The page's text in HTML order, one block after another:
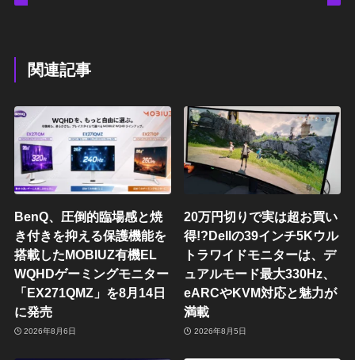
関連記事
BenQ、圧倒的臨場感と焼
き付きを抑える保護機能を
搭載したMOBIUZ有機EL
WQHDゲーミングモニター
「EX271QMZ」を8月14日
に発売
2026年8月6日
20万円切りで実は超お買い
得!?Dellの39インチ5Kウル
トラワイドモニターは、デ
ュアルモード最大330Hz、
eARCやKVM対応と魅力が
満載
2026年8月5日